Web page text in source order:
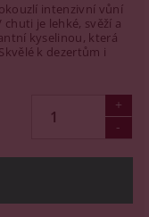
intenzivní vůní
je lehké, svěží a
kyselinou, která
k dezertům i